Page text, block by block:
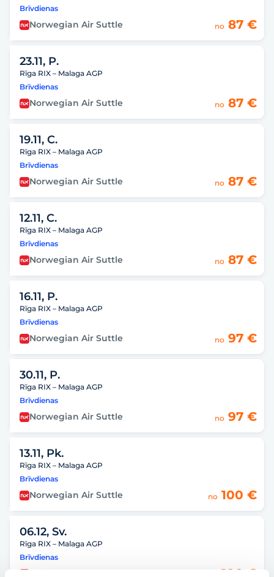
Brīvdienas
Norwegian Air Suttle no 87 €
23.11, P.
Rīga RIX – Malaga AGP
Brīvdienas
Norwegian Air Suttle no 87 €
19.11, C.
Rīga RIX – Malaga AGP
Brīvdienas
Norwegian Air Suttle no 87 €
12.11, C.
Rīga RIX – Malaga AGP
Brīvdienas
Norwegian Air Suttle no 87 €
16.11, P.
Rīga RIX – Malaga AGP
Brīvdienas
Norwegian Air Suttle no 97 €
30.11, P.
Rīga RIX – Malaga AGP
Brīvdienas
Norwegian Air Suttle no 97 €
13.11, Pk.
Rīga RIX – Malaga AGP
Brīvdienas
Norwegian Air Suttle no 100 €
06.12, Sv.
Rīga RIX – Malaga AGP
Brīvdienas
100 €